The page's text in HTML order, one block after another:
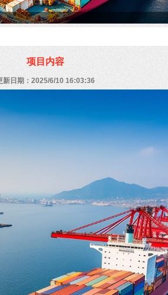
项目内容
新日期：2025/6/10 16:03:36